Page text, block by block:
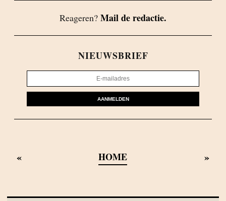
Reageren? Mail de redactie.
NIEUWSBRIEF
AANMELDEN
« HOME »